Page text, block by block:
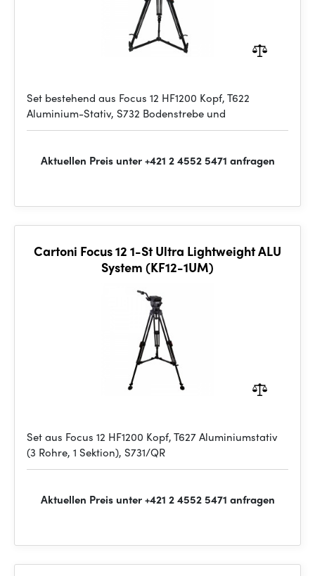
Set bestehend aus Focus 12 HF1200 Kopf, T622
Aluminium-Stativ, S732 Bodenstrebe und
Aktuellen Preis unter +421 2 4552 5471 anfragen
Cartoni Focus 12 1-St Ultra Lightweight ALU
System (KF12-1UM)
Set aus Focus 12 HF1200 Kopf, T627 Aluminiumstativ
(3 Rohre, 1 Sektion), S731/QR
Aktuellen Preis unter +421 2 4552 5471 anfragen